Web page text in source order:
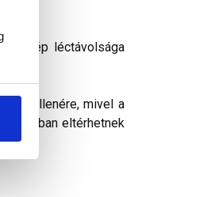
léctávolsága
ellenére, mivel a
eltérhetnek